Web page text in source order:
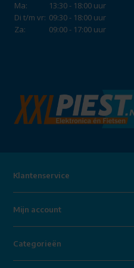
Ma:
13:30 - 18:00 uur
Di t/m vr: 09:30 - 18:00 uur
Za:
09:00 - 17:00 uur
Klantenservice
Mijn account
Categorieën